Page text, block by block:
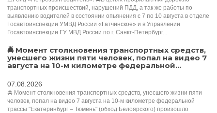
транспортных происшествий, нарушений ПДД, а так же работы по
выявлению водителей в состоянии опьянения с 7 по 10 августа в отделе
Госавтоинспекции УМВД России «Гатчинское» и в Управлении
Госавтоинспекции ГУ МВД России по г. Санкт-Петербург...
🚔 Момент столкновения транспортных средств,
унесшего жизни пяти человек, попал на видео 7
августа на 10-м километре федеральной...
07.08.2026
🚔 Момент столкновения транспортных средств, унесшего жизни пяти
человек, попал на видео 7 августа на 10-м километре федеральной
трассы "Екатеринбург – Тюмень" (обход Белоярского) произошло